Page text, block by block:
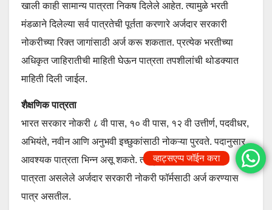
खाली काही सामान्य पात्रता निकष दिलेले आहेत. त्यामुळे भरती
मंडळाने दिलेल्या सर्व पात्रतेची पूर्तता करणारे अर्जदार सरकारी
नोकरीच्या रिक्त जागांसाठी अर्ज करू शकतात. प्रत्येक भरतीच्या
अधिकृत जाहिरातीची माहिती घेऊन पात्रता तपशीलांची थोडक्यात
माहिती दिली जाईल.
शैक्षणिक पात्रता
भारत सरकार नोकरी ८ वी पास, १० वी पास, १२ वी उत्तीर्ण, पदवीधर,
अभियंते, नवीन आणि अनुभवी इच्छुकांसाठी नोकऱ्या पुरवते. पदानुसार
आवश्यक पात्रता भिन्न असू शकते. त्यामुळे आधी नमूद केलेली
पात्रता असलेले अर्जदार सरकारी नोकरी फॉर्मसाठी अर्ज करण्यास
पात्र असतील.
व्हाट्सएप्प जॉईन करा